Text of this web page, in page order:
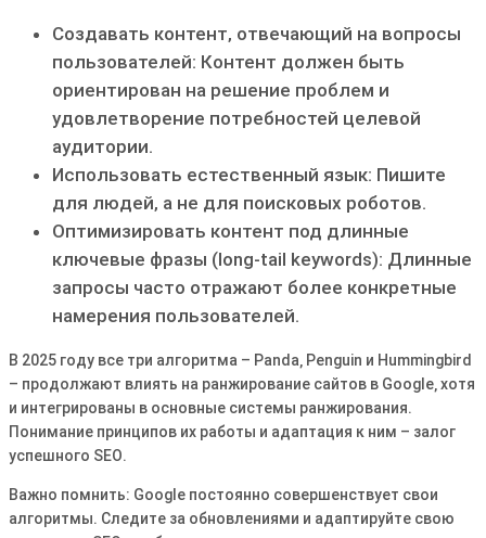
Создавать контент‚ отвечающий на вопросы
пользователей: Контент должен быть
ориентирован на решение проблем и
удовлетворение потребностей целевой
аудитории․
Использовать естественный язык: Пишите
для людей‚ а не для поисковых роботов․
Оптимизировать контент под длинные
ключевые фразы (long-tail keywords): Длинные
запросы часто отражают более конкретные
намерения пользователей․
В 2025 году все три алгоритма – Panda‚ Penguin и Hummingbird
– продолжают влиять на ранжирование сайтов в Google‚ хотя
и интегрированы в основные системы ранжирования․
Понимание принципов их работы и адаптация к ним – залог
успешного SEO․
Важно помнить: Google постоянно совершенствует свои
алгоритмы․ Следите за обновлениями и адаптируйте свою